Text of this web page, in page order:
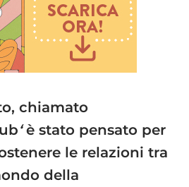
chiamato
‘è stato pensato per
le relazioni tra
della